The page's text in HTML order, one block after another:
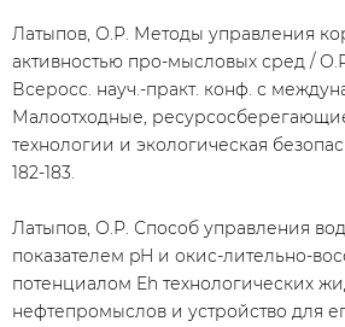
Латыпов, О.Р. Методы управления
активностью про-мысловых сред /
Всеросс. науч.-практ. конф. с
Малоотходные,
технологии и экологическая
182-183.
Латыпов, О.Р. Способ управления
показателем pH и окис-лительно-
потенциалом Eh технологических
нефтепромыслов и устройство для